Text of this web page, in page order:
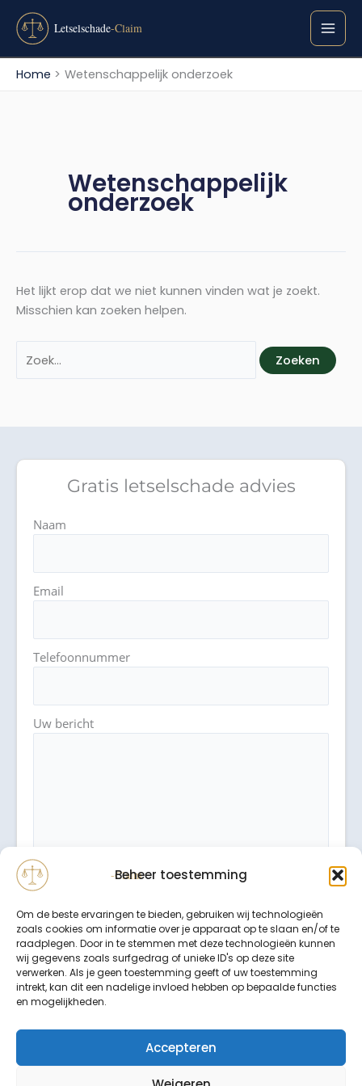
Beheer toestemming
Om de beste ervaringen te bieden, gebruiken wij technologieën
zoals cookies om informatie over je apparaat op te slaan en/of te
raadplegen. Door in te stemmen met deze technologieën kunnen
wij gegevens zoals surfgedrag of unieke ID's op deze site
verwerken. Als je geen toestemming geeft of uw toestemming
intrekt, kan dit een nadelige invloed hebben op bepaalde functies
en mogelijkheden.
Accepteren
naar
inhoudHome Wetenschappelijk onderzoek
Wetenschappelijk
onderzoek
Het lijkt erop dat we niet kunnen vinden wat je zoekt.
Misschien kan zoeken helpen.
Zoek
naar:
Gratis letselschade advies
Naam
Email
Telefoonnummer
Uw bericht
Binnen 24 uur wordt er contact met u opgenomen.